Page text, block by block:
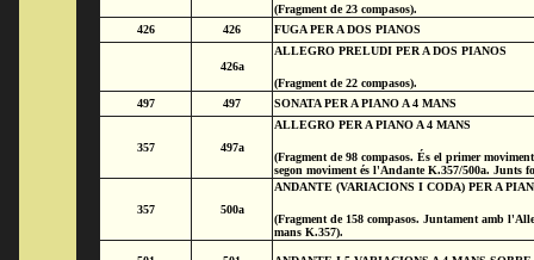
(Fragment de 23 compasos).
426
426 FUGA PER A DOS PIANOS
426a
ALLEGRO PRELUDI PER A DOS PIANOS
(Fragment de 22 compasos).
497
497 SONATA PER A PIANO A 4 MANS
357 497a
ALLEGRO PER A PIANO A 4 MANS
(Fragment de 98 compasos. És el primer
segon moviment és l'Andante K.357/500a. Junts
357 500a
ANDANTE (VARIACIONS I CODA) PER A
(Fragment de 158 compasos. Juntament amb
mans K.357).